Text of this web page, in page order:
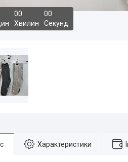
00
Хвилин
00
Секунд
Характеристики